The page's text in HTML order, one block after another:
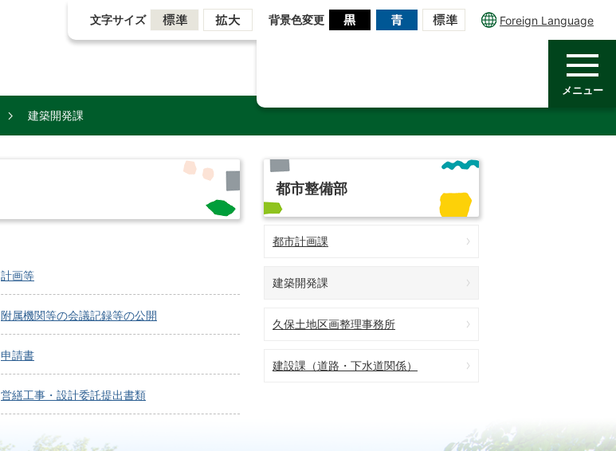
文字サイズ 背景色変更 Foreign Language
メニュー
建築開発課
計画等
附属機関等の会議記録等の公開
申請書
営繕工事・設計委託提出書類
都市整備部
都市計画課
建築開発課
久保土地区画整理事務所
建設課（道路・下水道関係）